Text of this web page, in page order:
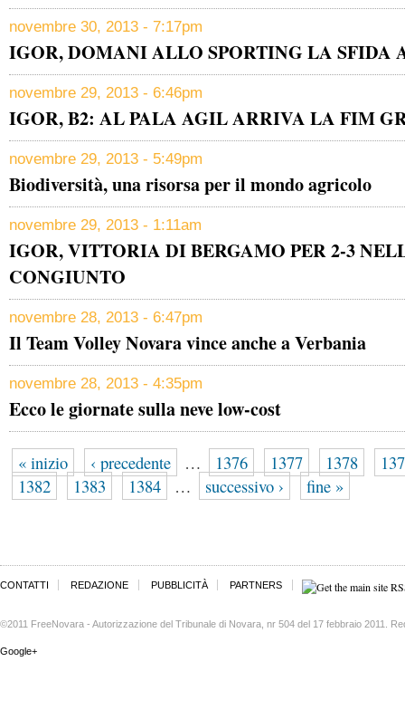
novembre 30, 2013 - 7:17pm
IGOR, DOMANI ALLO SPORTING LA SFIDA
novembre 29, 2013 - 6:46pm
IGOR, B2: AL PALA AGIL ARRIVA LA FIM
novembre 29, 2013 - 5:49pm
Biodiversità, una risorsa per il mondo agricolo
novembre 29, 2013 - 1:11am
IGOR, VITTORIA DI BERGAMO PER 2-3
CONGIUNTO
novembre 28, 2013 - 6:47pm
Il Team Volley Novara vince anche a Verbania
novembre 28, 2013 - 4:35pm
Ecco le giornate sulla neve low-cost
« inizio ‹ precedente … 1376 1377 1378
1382
1383 1384 … successivo › fine »
CONTATTI REDAZIONE PUBBLICITÀ PARTNERS
©2011 FreeNovara - Autorizzazione del Tribunale di Novara, nr 504 del 17 febbraio 2011.
Google+